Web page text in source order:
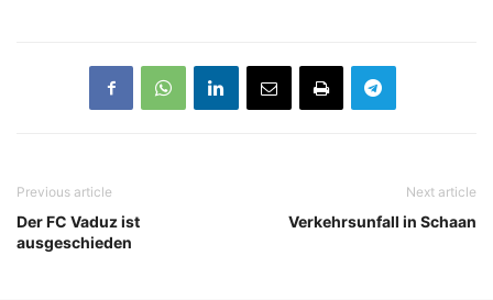
Previous article
Der FC Vaduz ist
ausgeschieden
Next article
Verkehrsunfall in Schaan